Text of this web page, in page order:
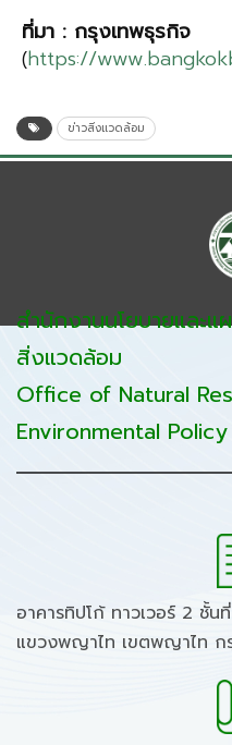
ที่มา : กรุงเทพธุรกิจ
(https://
ข่าวสิ่งแวดล้อม
สำนักงานนโยบายและ
สิ่งแวดล้อม
Office of Natural
Environmental
อาคารทิปโก้ ทาวเวอร์ 2 ชั้น
แขวงพญาไท เขตพญาไท ก